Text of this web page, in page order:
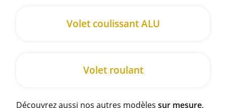
Volet coulissant ALU
Volet roulant
Découvrez aussi nos autres modèles sur mesure,